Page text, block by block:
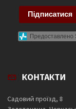
Підписатися
Предоставлено
КОНТАКТИ
Садовий проїзд, 8